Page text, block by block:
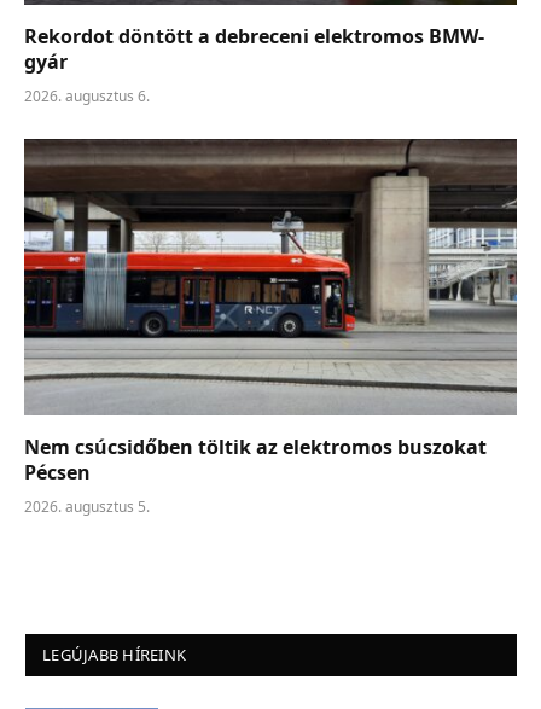
Rekordot döntött a debreceni elektromos BMW-
gyár
2026. augusztus 6.
Nem csúcsidőben töltik az elektromos buszokat
Pécsen
2026. augusztus 5.
LEGÚJABB HÍREINK